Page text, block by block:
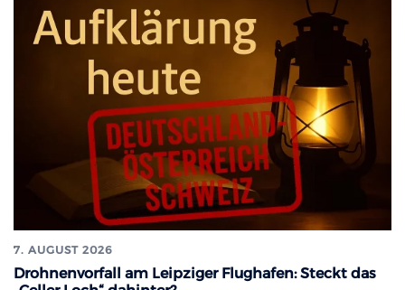
7. AUGUST 2026
Drohnenvorfall am Leipziger Flughafen: Steckt das